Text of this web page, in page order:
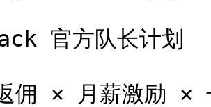
官方队长计划
佣 × 月薪激励 ×